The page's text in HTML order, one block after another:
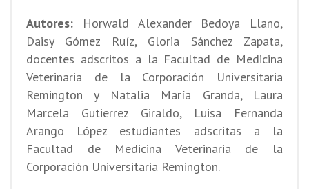
Autores: Horwald Alexander Bedoya Llano,
Daisy Gómez Ruíz, Gloria Sánchez Zapata,
docentes adscritos a la Facultad de Medicina
Veterinaria de la Corporación Universitaria
Remington y Natalia María Granda, Laura
Marcela Gutierrez Giraldo, Luisa Fernanda
Arango López estudiantes adscritas a la
Facultad de Medicina Veterinaria de la
Corporación Universitaria Remington.